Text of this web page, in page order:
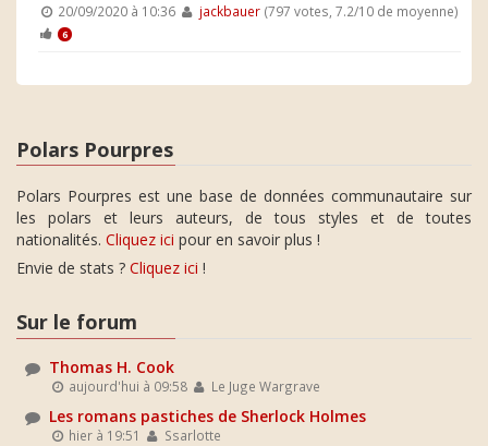
20/09/2020 à 10:36 jackbauer(797 votes, 7.2/10 de moyenne)
6
Polars Pourpres
Polars Pourpres est une base de données communautaire sur
les polars et leurs auteurs, de tous styles et de toutes
nationalités. Cliquez ici pour en savoir plus !
Envie de stats ? Cliquez ici !
Sur le forum
Thomas H. Cook
aujourd'hui à 09:58 Le Juge Wargrave
Les romans pastiches de Sherlock Holmes
hier à 19:51 Ssarlotte